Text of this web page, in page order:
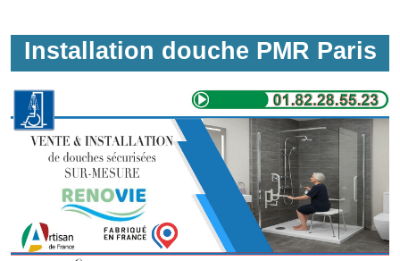
Installation douche PMR Paris